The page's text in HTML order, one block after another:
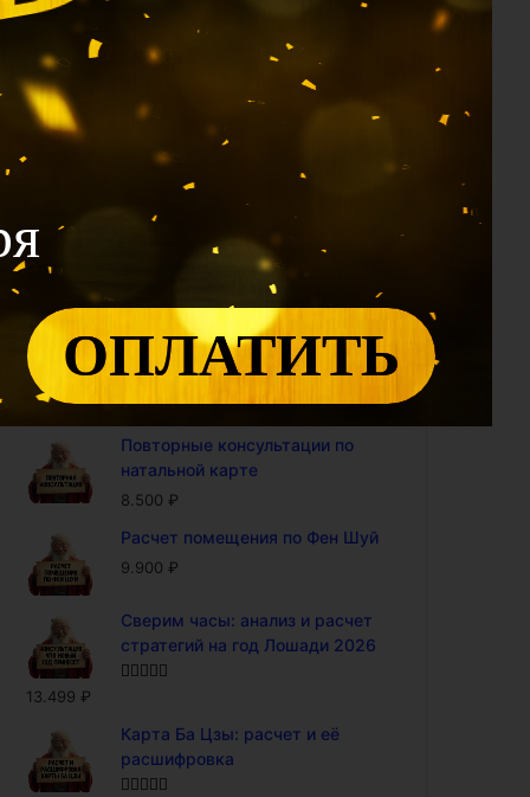
1.990
Калькулятор 12 Дворцов: проф
модуль (доступ на год)
2.400
Калькулятор Ци Мэнь: проф
модуль (доступ на год)
по Ба Цзы" (доступ на год)
Калькулятор БаЦзы:
включенность карты в 9-ый
период (доступ на год)
5.000₽
Повторные консультации по
натальной карте
8.500 ₽
Расчет помещения по Фен Шуй
9.900 ₽
Сверим часы: анализ и расчет
стратегий на год Лошади 2026
13.499 ₽
Карта Ба Цзы: расчет и её
расшифровка
ОПЛАТИТЬ